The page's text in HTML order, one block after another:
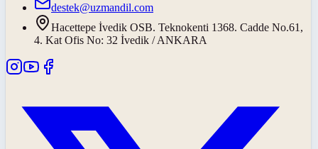
destek@uzmandil.com
Hacettepe İvedik OSB. Teknokenti 1368. Cadde No.61,
4. Kat Ofis No: 32 İvedik / ANKARA